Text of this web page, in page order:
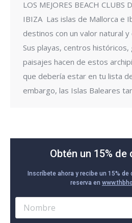
LOS MEJORES BEACH CLUBS
IBIZA Las islas de Mallorca e
destinos con un valor natural y
Sus playas, centros
paisajes hacen de estos
que debería estar en tu lista
embargo, las Islas Baleares
Obtén un 15%
Inscríbete ahora y recibe un 15%
reserva en